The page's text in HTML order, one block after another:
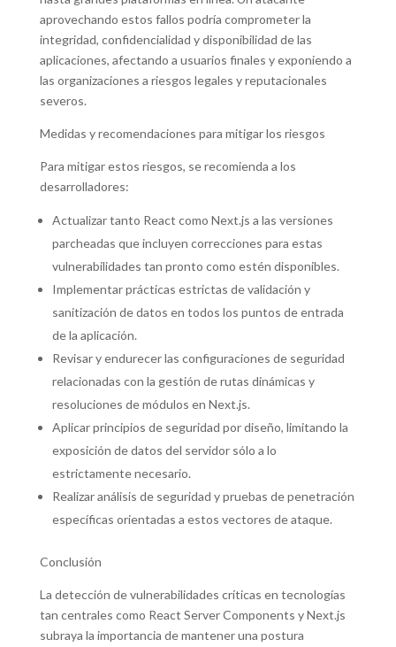
aprovechando estos fallos podría comprometer la
integridad, confidencialidad y disponibilidad de las
aplicaciones, afectando a usuarios finales y exponiendo a
las organizaciones a riesgos legales y reputacionales
severos.
Medidas y recomendaciones para mitigar los riesgos
Para mitigar estos riesgos, se recomienda a los
desarrolladores:
Actualizar tanto React como Next.js a las versiones
parcheadas que incluyen correcciones para estas
vulnerabilidades tan pronto como estén disponibles.
Implementar prácticas estrictas de validación y
sanitización de datos en todos los puntos de entrada
de la aplicación.
Revisar y endurecer las configuraciones de seguridad
relacionadas con la gestión de rutas dinámicas y
resoluciones de módulos en Next.js.
Aplicar principios de seguridad por diseño, limitando la
exposición de datos del servidor sólo a lo
estrictamente necesario.
Realizar análisis de seguridad y pruebas de penetración
específicas orientadas a estos vectores de ataque.
Conclusión
La detección de vulnerabilidades críticas en tecnologías
tan centrales como React Server Components y Next.js
subraya la importancia de mantener una postura